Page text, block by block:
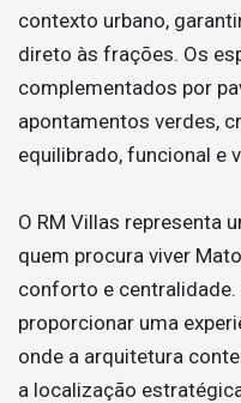
contexto urbano,
direto às frações. Os
complementados por
apontamentos verdes,
equilibrado, funcional e
O RM Villas representa
quem procura viver
conforto e
proporcionar uma
onde a arquitetura
a localização